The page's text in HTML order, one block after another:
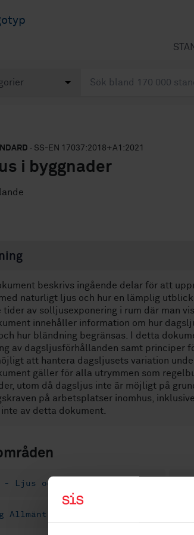
· SS-EN 17037:2018+A1:2021
i byggnader
beskrivs ingående delar för att
naturligt ljus och hur en lämplig
tider av solljusexponering i rum där man
innehåller information om hur
hur bländning begränsas. I detta
av dagsljusförhållanden samt principer
att hantera dagsljusets variation
gäller för alla utrymmen som
utom då dagsljus inte är möjligt på
på arbetsplatser inomhus,
av detta dokument.
- Ljus och belysning (12.020)
Allmänt (91.160.01)